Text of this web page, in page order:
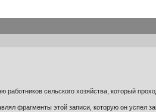
работников сельского хозяйства, который
фрагменты этой записи, которую он успел